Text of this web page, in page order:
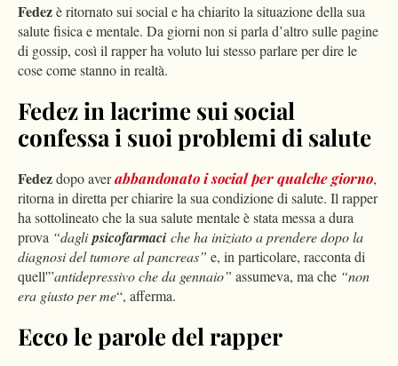
Fedezè ritornato sui social e ha chiarito la situazione della sua
salute fisica e mentale. Da giorni non si parla d’altro sulle pagine
di gossip, così il rapper ha voluto lui stesso parlare per dire le
cose come stanno in realtà.
Fedez in lacrime sui social
confessa i suoi problemi di salute
Fedezdopo averabbandonato i social per qualche giorno,
ritorna in diretta per chiarire la sua condizione di salute. Il rapper
ha sottolineato che la sua salute mentale è stata messa a dura
prova “daglipsicofarmaci che ha iniziato a prendere dopo la
diagnosi del tumore al pancreas” e, in particolare, racconta di
quell'”antidepressivo che da gennaio” assumeva, ma che “non
era giusto per me“, afferma.
Ecco le parole del rapper